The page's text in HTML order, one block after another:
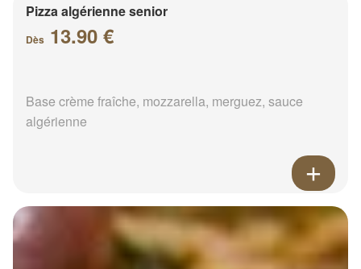
Pizza algérienne senior
Dès 13.90 €
Base crème fraîche, mozzarella, merguez, sauce
algérienne